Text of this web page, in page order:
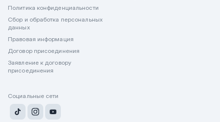
Политика конфиденциальности
Сбор и обработка персональных
данных
Правовая информация
Договор присоединения
Заявление к договору
присоединения
Социальные сети